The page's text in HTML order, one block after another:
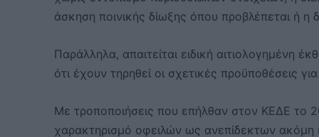
άσκηση ποινικής δίωξης όπου προβλέπεται ή η
Παράλληλα, απαιτείται ειδική αιτιολογημένη
ότι έχουν τηρηθεί οι σχετικές προϋποθέσεις
Με τροποποιήσεις που επήλθαν στον ΚΕΔΕ το
χαρακτηρισμό οφειλών ως ανεπίδεκτων ακόμη